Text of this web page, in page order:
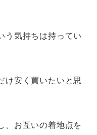
う気持ちは持ってい
け安く買いたいと思
、お互いの着地点を